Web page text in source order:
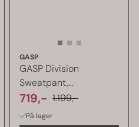
GASP
GASP Division
Sweatpant,
grå/oransje ...
719,- 1.199,-
På lager